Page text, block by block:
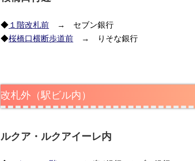
◆ １階改札前 → セブン銀行
◆桜橋口横断歩道前 → りそな銀行
改札外（駅ビル内）
ルクア・ルクアイーレ内